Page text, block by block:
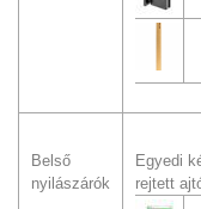
Belső
nyilászárók
Egyedi
rejtett